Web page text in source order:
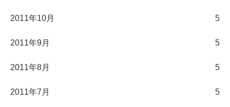
2011年10月 5
2011年9月 5
2011年8月 5
2011年7月 5